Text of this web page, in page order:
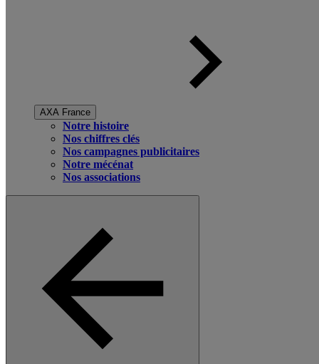
AXA France
Notre histoire
Nos chiffres clés
Nos campagnes publicitaires
Notre mécénat
Nos associations